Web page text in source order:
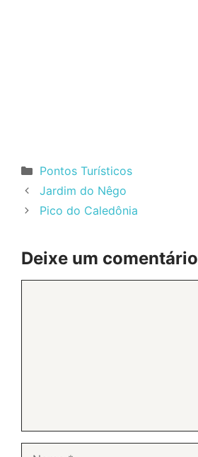
Categorias
Pontos Turísticos
Jardim do Nêgo
Pico do Caledônia
Deixe um comentário